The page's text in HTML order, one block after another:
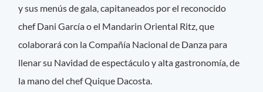
y sus menús de gala, capitaneados por el reconocido
chef Dani García o el Mandarin Oriental Ritz, que
colaborará con la Compañía Nacional de Danza para
llenar su Navidad de espectáculo y alta gastronomía, de
la mano del chef Quique Dacosta.